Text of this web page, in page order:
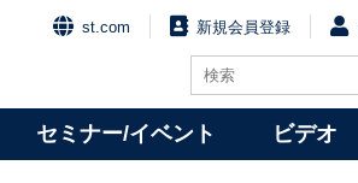
st.com 新規会員登録
セミナー/イベント ビデオ